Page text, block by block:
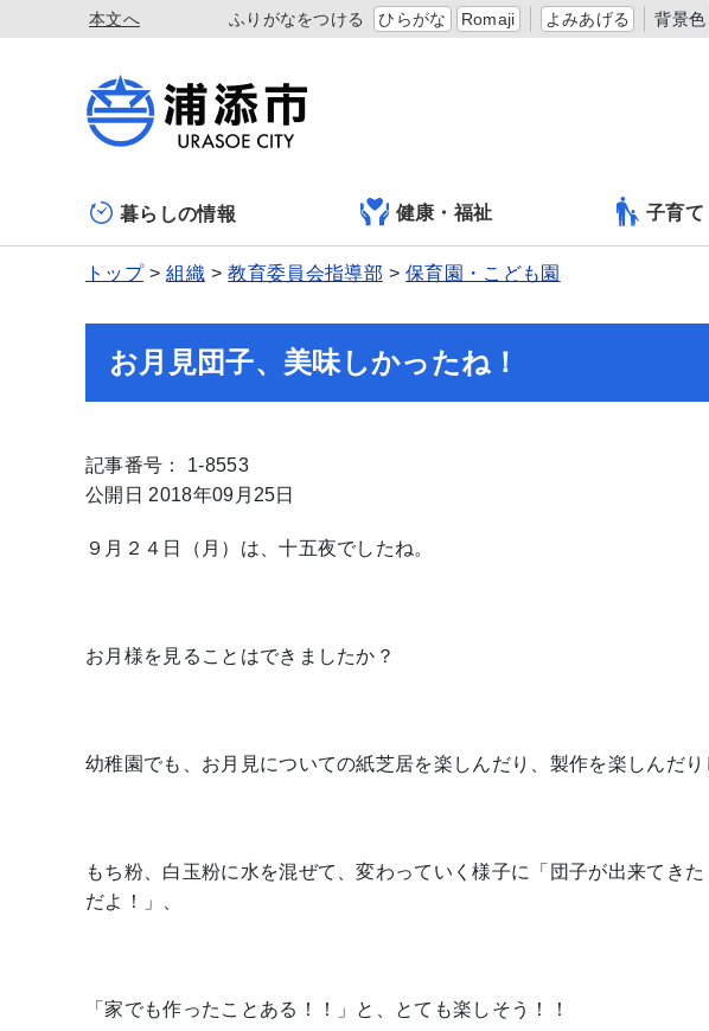
本文へ ふりがなをつける ひらがな Romaji よみあげる 背景色
暮らしの情報 健康・福祉 子育て
トップ 組織 教育委員会指導部 保育園・こども園
お月見団子、美味しかったね！
記事番号： 1-8553
公開日 2018年09月25日
９月２４日（月）は、十五夜でしたね。
お月様を見ることはできましたか？
幼稚園でも、お月見についての紙芝居を楽しんだり、製作を楽しんだり
もち粉、白玉粉に水を混ぜて、変わっていく様子に「団子が出来てき
だよ！」、
「家でも作ったことある！！」と、とても楽しそう！！